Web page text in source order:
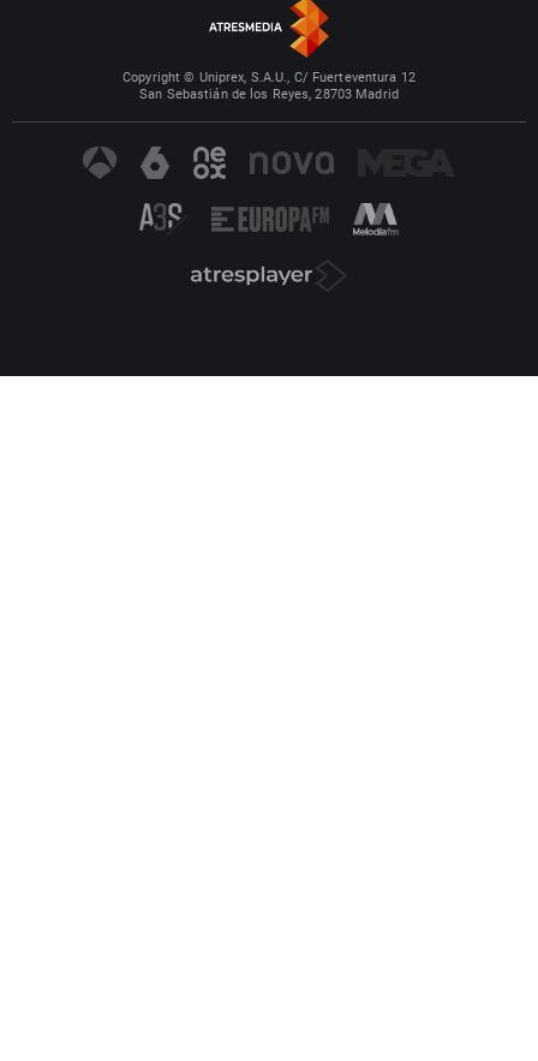
Copyright © Uniprex, S.A.U., C/ Fuerteventura 12
San Sebastián de los Reyes, 28703 Madrid